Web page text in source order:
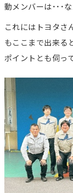
動メンバーは･･･な
これにはトヨタさ
もここまで出来る
ポイントとも伺っ